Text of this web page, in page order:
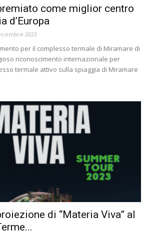
come miglior centro
d’Europa
2023
per il complesso termale di Miramare di
riconoscimento internazionale per
termale attivo sulla spiaggia di Miramare
di “Materia Viva” al